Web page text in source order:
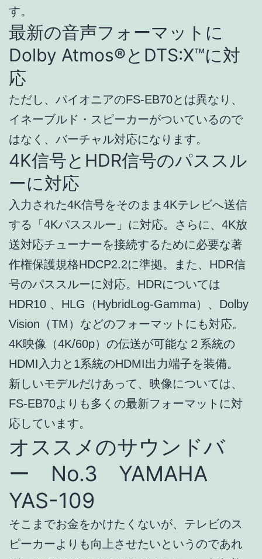
す。
最新の音声フォーマットに
Dolby Atmos®とDTS:X™に対
応
ただし、パイオニアのFS-EB70とは異なり、
イネーブルド・スピーカーがついているので
はなく、バーチャル対応になります。
4K信号とHDR信号のパススル
ーに対応
入力された4K信号をそのまま4Kテレビへ送信
する「4Kパススルー」に対応。さらに、4K放
送対応チューナーを接続するために必要な著
作権保護規格HDCP2.2に準拠。また、HDR信
号のパススルーに対応。HDRについては
HDR10 、HLG（HybridLog-Gamma）、Dolby
Vision（TM）などのフォーマットにも対応。
4K映像（4K/60p）の伝送が可能な２系統の
HDMI入力と1系統のHDMI出力端子を装備。
新しいモデルだけあって、映像については、
FS-EB70よりも多くの最新フォーマットに対
応しています。
オススメのサウンドバ
ー No.3 YAMAHA
YAS-109
そこまでお金をかけたくないが、テレビのス
ピーカーよりも向上させたいというのであれ